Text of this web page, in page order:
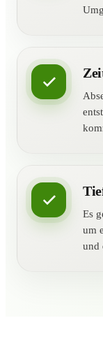
Es
um
und